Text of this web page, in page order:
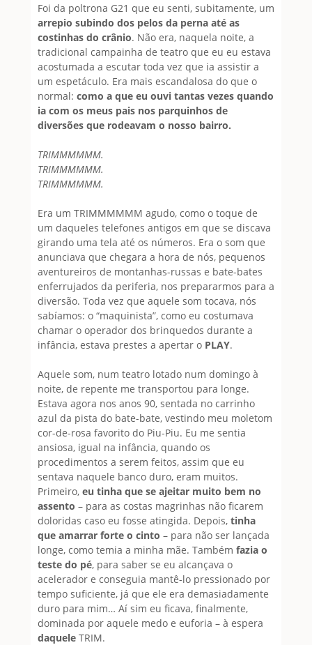
Foi da poltrona G21 que eu senti, subitamente, um
arrepio subindo dos pelos da perna até as
costinhas do crânio. Não era, naquela noite, a
tradicional campainha de teatro que eu eu estava
acostumada a escutar toda vez que ia assistir a
um espetáculo. Era mais escandalosa do que o
normal: como a que eu ouvi tantas vezes quando
ia com os meus pais nos parquinhos de
diversões que rodeavam o nosso bairro.
TRIMMMMMM.
TRIMMMMMM.
TRIMMMMMM.
Era um TRIMMMMMM agudo, como o toque de
um daqueles telefones antigos em que se discava
girando uma tela até os números. Era o som que
anunciava que chegara a hora de nós, pequenos
aventureiros de montanhas-russas e bate-bates
enferrujados da periferia, nos prepararmos para a
diversão. Toda vez que aquele som tocava, nós
sabíamos: o “maquinista”, como eu costumava
chamar o operador dos brinquedos durante a
infância, estava prestes a apertar o PLAY.
Aquele som, num teatro lotado num domingo à
noite, de repente me transportou para longe.
Estava agora nos anos 90, sentada no carrinho
azul da pista do bate-bate, vestindo meu moletom
cor-de-rosa favorito do Piu-Piu. Eu me sentia
ansiosa, igual na infância, quando os
procedimentos a serem feitos, assim que eu
sentava naquele banco duro, eram muitos.
Primeiro, eu tinha que se ajeitar muito bem no
assento – para as costas magrinhas não ficarem
doloridas caso eu fosse atingida. Depois, tinha
que amarrar forte o cinto – para não ser lançada
longe, como temia a minha mãe. Também fazia o
teste do pé, para saber se eu alcançava o
acelerador e conseguia mantê-lo pressionado por
tempo suficiente, já que ele era demasiadamente
duro para mim… Aí sim eu ficava, finalmente,
dominada por aquele medo e euforia – à espera
daquele TRIM.